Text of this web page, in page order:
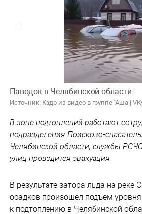
Паводок в Челябинской области
Источник: Кадр из видео в группе "Аша |
В зоне подтоплений работают
подразделения Поисково-
Челябинской области, службы
улиц проводится эвакуация
В результате затора льда на
осадков произошел подъем
к подтоплению в Челябинской